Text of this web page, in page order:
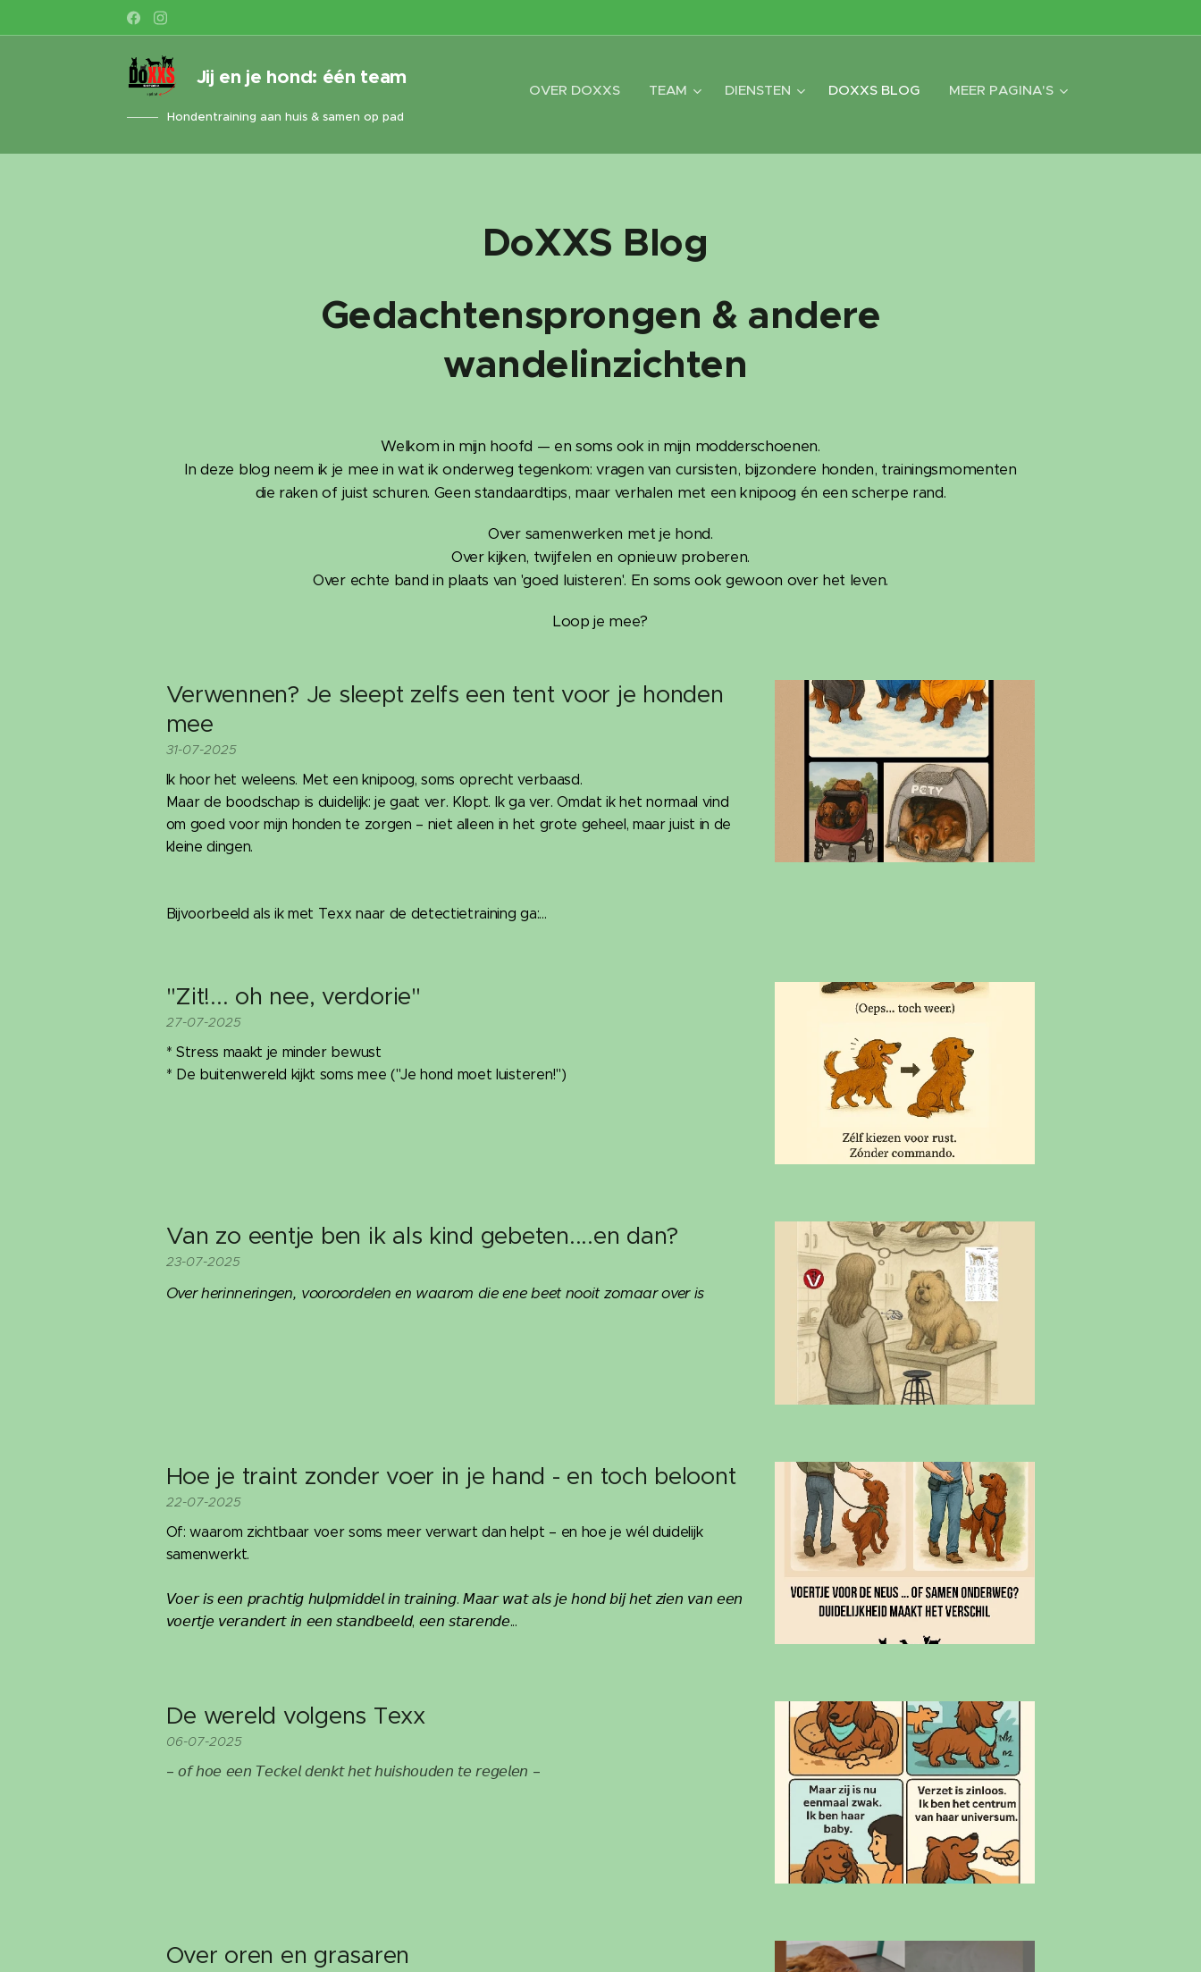
Jij en je hond: één team
Hondentraining aan huis & samen op pad
OVER DOXXS TEAM DIENSTEN DOXXS BLOG MEER PAGINA'S
DoXXS Blog
Gedachtensprongen & andere
wandelinzichten
Welkom in mijn hoofd — en soms ook in mijn modderschoenen.
In deze blog neem ik je mee in wat ik onderweg tegenkom: vragen van cursisten, bijzondere honden, trainingsmomenten
die raken of juist schuren. Geen standaardtips, maar verhalen met een knipoog én een scherpe rand.
Over samenwerken met je hond.
Over kijken, twijfelen en opnieuw proberen.
Over echte band in plaats van 'goed luisteren'. En soms ook gewoon over het leven.
Loop je mee?
Verwennen? Je sleept zelfs een tent voor je honden
mee
31-07-2025
Ik hoor het weleens. Met een knipoog, soms oprecht verbaasd.
Maar de boodschap is duidelijk: je gaat ver. Klopt. Ik ga ver. Omdat ik het normaal vind
om goed voor mijn honden te zorgen – niet alleen in het grote geheel, maar juist in de
kleine dingen.
Bijvoorbeeld als ik met Texx naar de detectietraining ga:...
"Zit!... oh nee, verdorie"
27-07-2025
* Stress maakt je minder bewust
* De buitenwereld kijkt soms mee ("Je hond moet luisteren!")
Van zo eentje ben ik als kind gebeten....en dan?
23-07-2025
Over herinneringen, vooroordelen en waarom die ene beet nooit zomaar over is
Hoe je traint zonder voer in je hand - en toch beloont
22-07-2025
Of: waarom zichtbaar voer soms meer verwart dan helpt – en hoe je wél duidelijk
samenwerkt.
𝘝𝘰𝘦𝘳 𝘪𝘴 𝘦𝘦𝘯 𝘱𝘳𝘢𝘤𝘩𝘵𝘪𝘨 𝘩𝘶𝘭𝘱𝘮𝘪𝘥𝘥𝘦𝘭 𝘪𝘯 𝘵𝘳𝘢𝘪𝘯𝘪𝘯𝘨. 𝘔𝘢𝘢𝘳 𝘸𝘢𝘵 𝘢𝘭𝘴 𝘫𝘦 𝘩𝘰𝘯𝘥 𝘣𝘪𝘫 𝘩𝘦𝘵 𝘻𝘪𝘦𝘯 𝘷𝘢𝘯 𝘦𝘦𝘯
𝘷𝘰𝘦𝘳𝘵𝘫𝘦 𝘷𝘦𝘳𝘢𝘯𝘥𝘦𝘳𝘵 𝘪𝘯 𝘦𝘦𝘯 𝘴𝘵𝘢𝘯𝘥𝘣𝘦𝘦𝘭𝘥, 𝘦𝘦𝘯 𝘴𝘵𝘢𝘳𝘦𝘯𝘥𝘦...
De wereld volgens Texx
06-07-2025
– 𝘰𝘧 𝘩𝘰𝘦 𝘦𝘦𝘯 𝘛𝘦𝘤𝘬𝘦𝘭 𝘥𝘦𝘯𝘬𝘵 𝘩𝘦𝘵 𝘩𝘶𝘪𝘴𝘩𝘰𝘶𝘥𝘦𝘯 𝘵𝘦 𝘳𝘦𝘨𝘦𝘭𝘦𝘯 –
Over oren en grasaren